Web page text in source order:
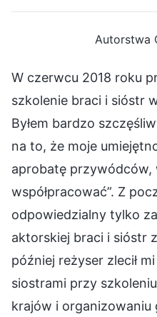
Autorstwa
W czerwcu 2018 roku
szkolenie braci i sióstr
Byłem bardzo
na to, że moje
aprobatę przywódców,
współpracować”. Z
odpowiedzialny tylko
aktorskiej braci i sióstr
później reżyser zlecił
siostrami przy
krajów i